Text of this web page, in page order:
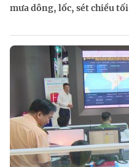
mưa dông, lốc, sét chiều tối